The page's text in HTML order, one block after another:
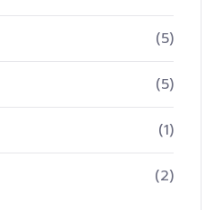
(5)
(5)
(1)
(2)